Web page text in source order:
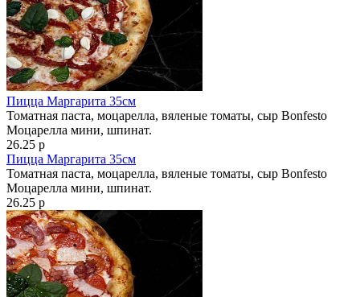
Пицца Маргарита 35см
Томатная паста, моцарелла, вяленые томаты, сыр Bonfesto
Моцарелла мини, шпинат.
26.25 р
Пицца Маргарита 35см
Томатная паста, моцарелла, вяленые томаты, сыр Bonfesto
Моцарелла мини, шпинат.
26.25 р